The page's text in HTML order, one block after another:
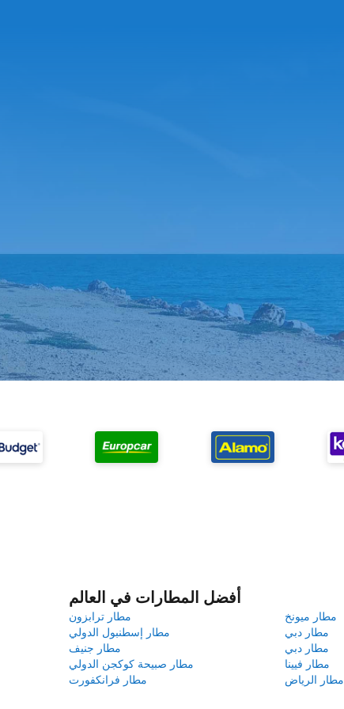
أفضل المطارات في العالم
مطار ترابزون
مطار ميونخ
مطار إسطنبول الدولي
مطار دبي
مطار جنيف
مطار دبي
مطار صبيحة كوكجن الدولي
مطار فيينا
مطار فرانكفورت
مطار الرياض